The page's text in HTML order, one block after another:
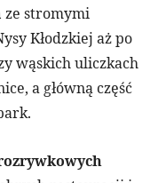
ze stromymi
Kłodzkiej aż po
wąskich uliczkach
a główną część